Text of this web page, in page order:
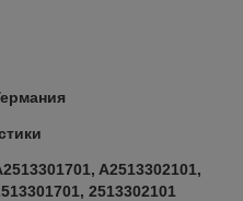
A2513302101,
2513302101